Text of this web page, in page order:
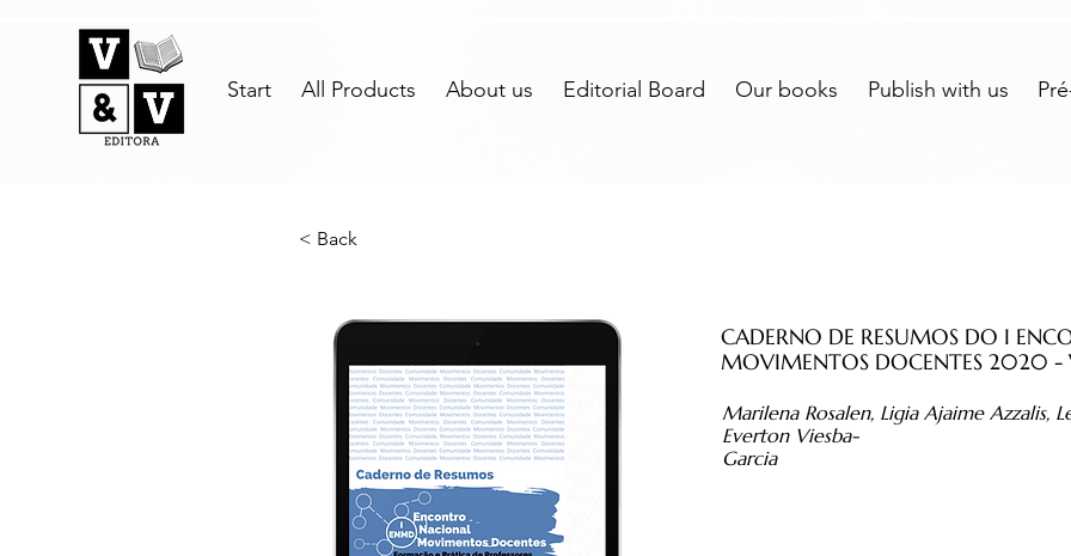
Start All Products About us Editorial Board Our books Publish with us
< Back
CADERNO DE RESUMOS DO I
MOVIMENTOS DOCENTES 2020
Marilena Rosalen, Ligia Ajaime Azzalis,
Everton Viesba-
Garcia